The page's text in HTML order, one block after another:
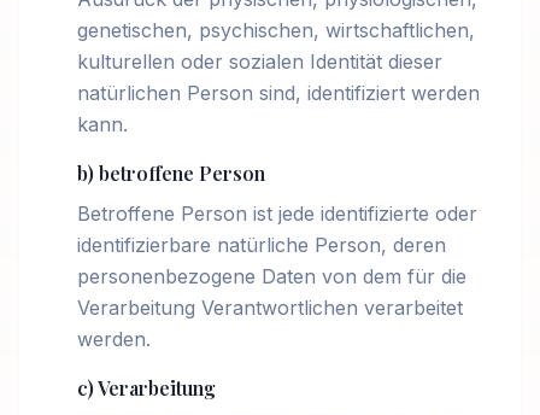
genetischen, psychischen, wirtschaftlichen,
kulturellen oder sozialen Identität dieser
natürlichen Person sind, identifiziert werden
kann.
b) betroffene Person
Betroffene Person ist jede identifizierte oder
identifizierbare natürliche Person, deren
personenbezogene Daten von dem für die
Verarbeitung Verantwortlichen verarbeitet
werden.
c) Verarbeitung